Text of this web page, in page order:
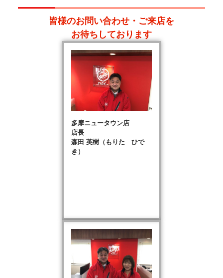
皆様のお問い合わせ・ご来店を
お待ちしております
多摩ニュータウン店
店長
森田 英樹（もりた ひで
き）